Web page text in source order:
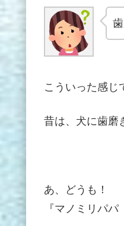
こういった感じ
昔は、犬に歯磨
あ、どうも！
『マノミリパパ